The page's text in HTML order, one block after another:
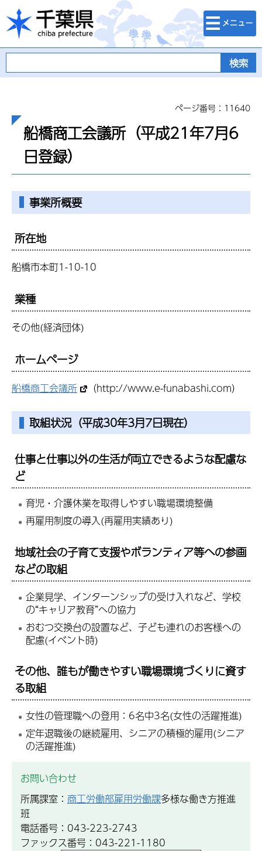
千葉県
検索・メニュ
ー
ページ番号：11640
船橋商工会議所（平成21年7月6
日登録）
事業所概要
所在地
船橋市本町1-10-10
業種
その他(経済団体)
ホームページ
船橋商工会議所 （http://www.e-funabashi.com）
取組状況（平成30年3月7日現在）
仕事と仕事以外の生活が両立できるような配慮な
ど
育児・介護休業を取得しやすい職場環境整備
再雇用制度の導入(再雇用実績あり)
地域社会の子育て支援やボランティア等への参画
などの取組
企業見学、インターンシップの受け入れなど、学校
の“キャリア教育”への協力
おむつ交換台の設置など、子ども連れのお客様への
配慮(イベント時)
その他、誰もが働きやすい職場環境づくりに資す
る取組
女性の管理職への登用：6名中3名(女性の活躍推進)
定年退職後の継続雇用、シニアの積極的雇用(シニア
の活躍推進)
お問い合わせ
所属課室： 商工労働部雇用労働課多様な働き方推進
班
電話番号：043-223-2743
ファックス番号：043-221-1180